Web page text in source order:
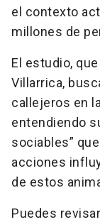
el contexto
millones de
El estudio,
Villarrica,
callejeros en
entendiendo
sociables”
acciones
de estos
Puedes